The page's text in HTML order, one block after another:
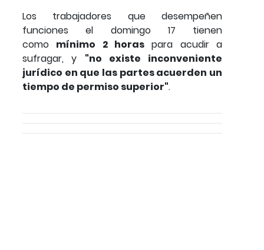
Los trabajadores que desempeñen
funciones el domingo 17 tienen
como mínimo 2 horas para acudir a
sufragar, y "no existe inconveniente
jurídico en que las partes acuerden un
tiempo de permiso superior".